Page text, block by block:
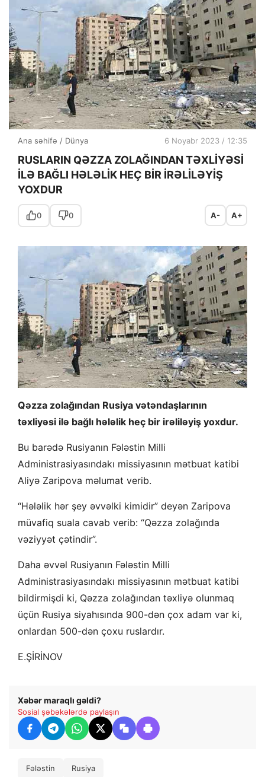
Ana səhifə / Dünya 6 Noyabr 2023 / 12:35
RUSLARIN QƏZZA ZOLAĞINDAN TƏXLİYƏSİ
İLƏ BAĞLI HƏLƏLİK HEÇ BİR İRƏLİLƏYİŞ
YOXDUR
0 0 A- A+
Qəzza zolağından Rusiya vətəndaşlarının
təxliyəsi ilə bağlı hələlik heç bir irəliləyiş yoxdur.
Bu barədə Rusiyanın Fələstin Milli
Administrasiyasındakı missiyasının mətbuat katibi
Aliyə Zaripova məlumat verib.
“Hələlik hər şey əvvəlki kimidir” deyən Zaripova
müvafiq suala cavab verib: “Qəzza zolağında
vəziyyət çətindir”.
Daha əvvəl Rusiyanın Fələstin Milli
Administrasiyasındakı missiyasının mətbuat katibi
bildirmişdi ki, Qəzza zolağından təxliyə olunmaq
üçün Rusiya siyahısında 900-dən çox adam var ki,
onlardan 500-dən çoxu ruslardır.
E.ŞİRİNOV
Xəbər maraqlı gəldi?
Sosial şəbəkələrdə paylaşın
Fələstin Rusiya